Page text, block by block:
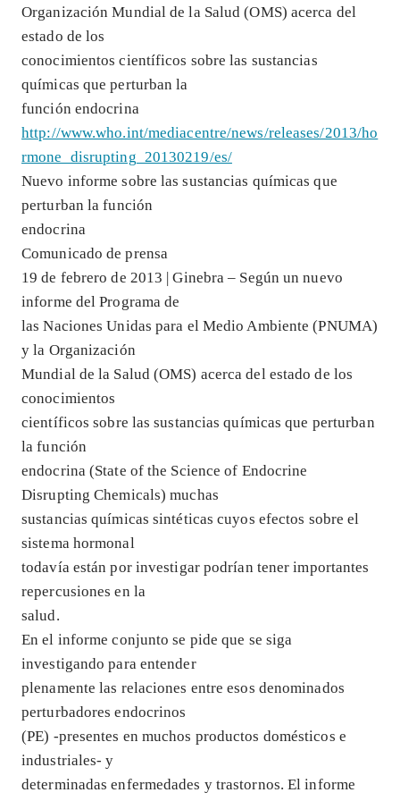
Organización Mundial de la Salud (OMS) acerca del
estado de los
conocimientos científicos sobre las sustancias
químicas que perturban la
función endocrina
http://www.who.int/mediacentre/news/releases/2013/ho
rmone_disrupting_20130219/es/
Nuevo informe sobre las sustancias químicas que
perturban la función
endocrina
Comunicado de prensa
19 de febrero de 2013 | Ginebra – Según un nuevo
informe del Programa de
las Naciones Unidas para el Medio Ambiente (PNUMA)
y la Organización
Mundial de la Salud (OMS) acerca del estado de los
conocimientos
científicos sobre las sustancias químicas que perturban
la función
endocrina (State of the Science of Endocrine
Disrupting Chemicals) muchas
sustancias químicas sintéticas cuyos efectos sobre el
sistema hormonal
todavía están por investigar podrían tener importantes
repercusiones en la
salud.
En el informe conjunto se pide que se siga
investigando para entender
plenamente las relaciones entre esos denominados
perturbadores endocrinos
(PE) -presentes en muchos productos domésticos e
industriales- y
determinadas enfermedades y trastornos. El informe